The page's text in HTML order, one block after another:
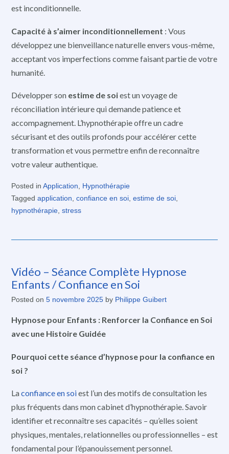
est inconditionnelle.
Capacité à s’aimer inconditionnellement : Vous
développez une bienveillance naturelle envers vous-même,
acceptant vos imperfections comme faisant partie de votre
humanité.
Développer son estime de soiest un voyage de
réconciliation intérieure qui demande patience et
accompagnement. L’hypnothérapie offre un cadre
sécurisant et des outils profonds pour accélérer cette
transformation et vous permettre enfin de reconnaître
votre valeur authentique.
Posted in Application
Hypnothérapie
Tagged application confiance en soi estime de soi
hypnothérapie stress
Vidéo – Séance Complète Hypnose
Enfants / Confiance en Soi
Posted on 5 novembre 2025 by Philippe Guibert
Hypnose pour Enfants : Renforcer la Confiance en Soi
avec une Histoire Guidée
Pourquoi cette séance d’hypnose pour la confiance en
soi ?
Laconfiance en soiest l’un des motifs de consultation les
plus fréquents dans mon cabinet d’hypnothérapie. Savoir
identifier et reconnaître ses capacités – qu’elles soient
physiques, mentales, relationnelles ou professionnelles – est
fondamental pour l’épanouissement personnel.